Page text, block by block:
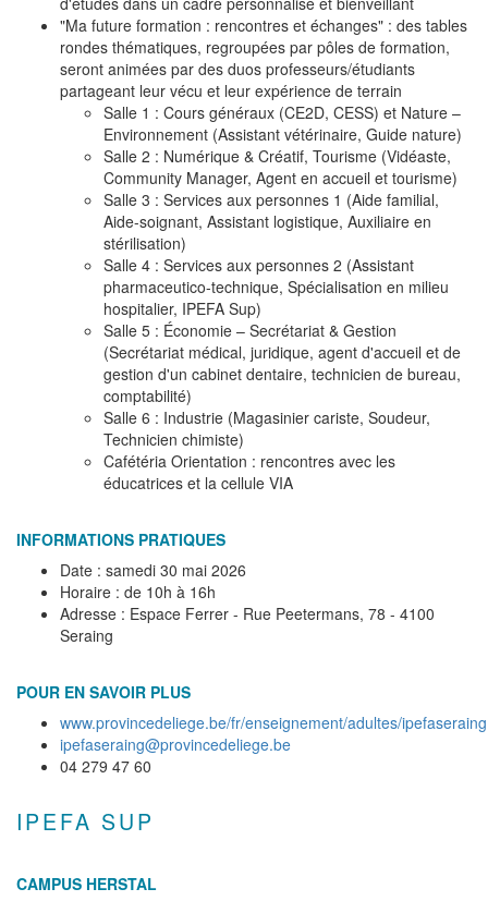
"Ma future formation : rencontres et échanges" : des tables
rondes thématiques, regroupées par pôles de formation,
seront animées par des duos professeurs/étudiants
partageant leur vécu et leur expérience de terrain
Salle 1 : Cours généraux (CE2D, CESS) et Nature –
Environnement (Assistant vétérinaire, Guide nature)
Salle 2 : Numérique & Créatif, Tourisme (Vidéaste,
Community Manager, Agent en accueil et tourisme)
Salle 3 : Services aux personnes 1 (Aide familial,
Aide-soignant, Assistant logistique, Auxiliaire en
stérilisation)
Salle 4 : Services aux personnes 2 (Assistant
pharmaceutico-technique, Spécialisation en milieu
hospitalier, IPEFA Sup)
Salle 5 : Économie – Secrétariat & Gestion
(Secrétariat médical, juridique, agent d'accueil et de
gestion d'un cabinet dentaire, technicien de bureau,
comptabilité)
Salle 6 : Industrie (Magasinier cariste, Soudeur,
Technicien chimiste)
Cafétéria Orientation : rencontres avec les
éducatrices et la cellule VIA
INFORMATIONS PRATIQUES
Date : samedi 30 mai 2026
Horaire : de 10h à 16h
Adresse : Espace Ferrer - Rue Peetermans, 78 - 4100
Seraing
POUR EN SAVOIR PLUS
www.provincedeliege.be/fr/enseignement/adultes/ipefaseraing
ipefaseraing@provincedeliege.be
04 279 47 60
IPEFA SUP
CAMPUS HERSTAL